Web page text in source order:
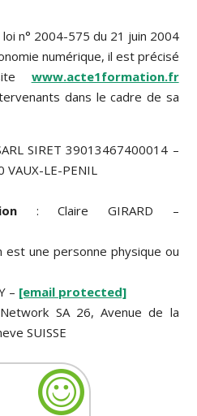
n° 2004-575 du 21 juin 2004
numérique, il est précisé
www.acte1formation.fr
dans le cadre de sa
SIRET 39013467400014 –
LE-PENIL
: Claire GIRARD –
est une personne physique ou
– [email protected]
SA 26, Avenue de la
SUISSE